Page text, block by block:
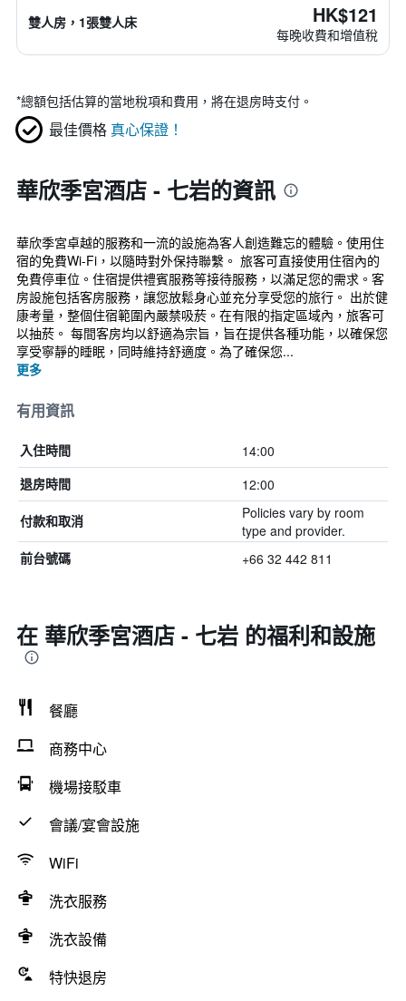
雙人房，1張雙人床 HK$121
每晚收費和增值稅
*總額包括估算的當地稅項和費用，將在退房時支付。
最佳價格 真心保證！
華欣季宮酒店 - 七岩的資訊
華欣季宮卓越的服務和一流的設施為客人創造難忘的體驗。使用住
宿的免費Wi-Fi，以隨時對外保持聯繫。 旅客可直接使用住宿內的
免費停車位。住宿提供禮賓服務等接待服務，以滿足您的需求。客
房設施包括客房服務，讓您放鬆身心並充分享受您的旅行。 出於健
康考量，整個住宿範圍內嚴禁吸菸。在有限的指定區域內，旅客可
以抽菸。 每間客房均以舒適為宗旨，旨在提供各種功能，以確保您
享受寧靜的睡眠，同時維持舒適度。為了確保您...
更多
有用資訊
入住時間 14:00
退房時間 12:00
付款和取消
Policies vary by room
type and provider.
前台號碼 +66 32 442 811
在 華欣季宮酒店 - 七岩 的福利和設施
餐廳
商務中心
機場接駁車
會議/宴會設施
WiFi
洗衣服務
洗衣設備
特快退房